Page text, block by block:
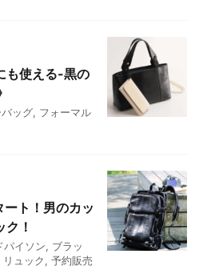
も使える-黒の
ッグ, フォーマル
ト！男のカッ
！
パイソン, ブラッ
リュック, 予約販売